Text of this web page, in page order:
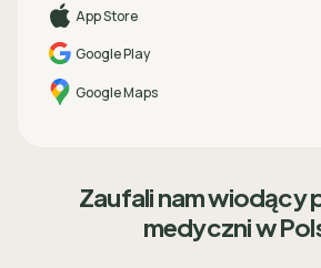
App Store
Google Play
Google Maps
Zaufali nam wiodący
medyczni w